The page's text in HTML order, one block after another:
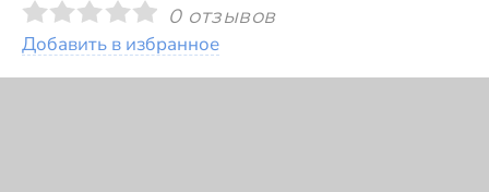
0 отзывов
Добавить в избранное